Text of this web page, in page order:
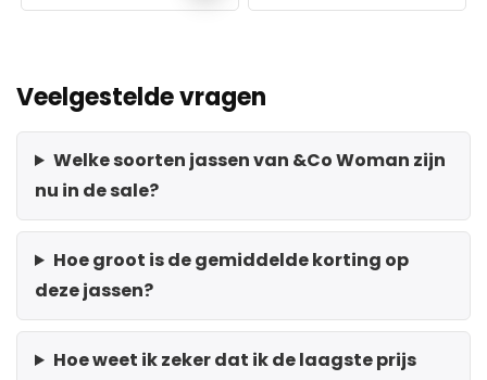
Veelgestelde vragen
Welke soorten jassen van &Co Woman zijn
nu in de sale?
Hoe groot is de gemiddelde korting op
deze jassen?
Hoe weet ik zeker dat ik de laagste prijs